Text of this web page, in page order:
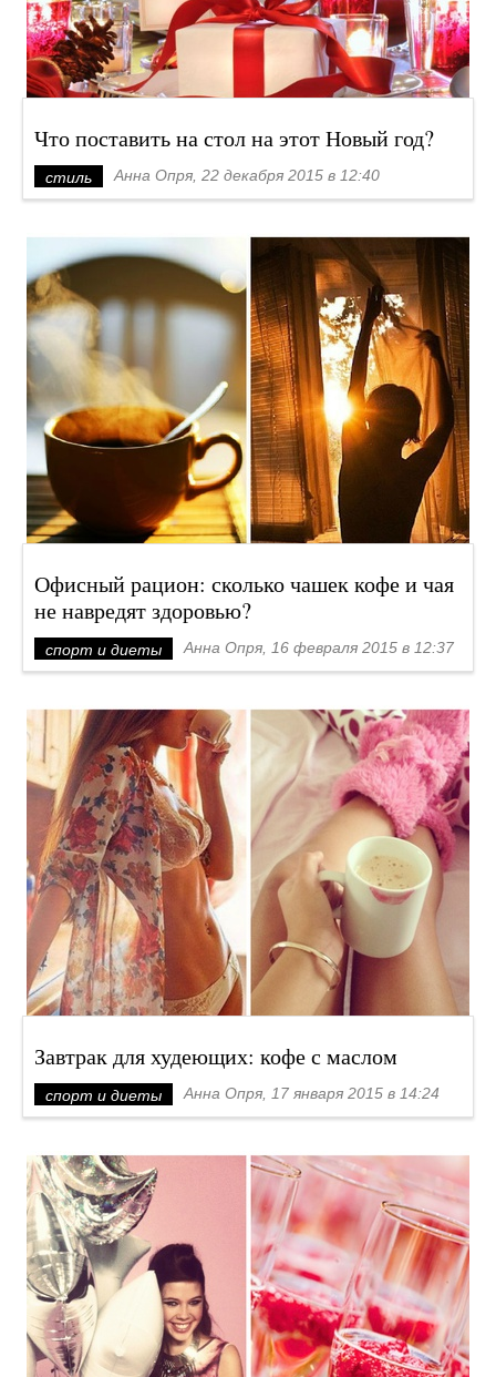
Что поставить на стол на этот Новый год?
стиль Анна Опря, 22 декабря 2015 в 12:40
Офисный рацион: сколько чашек кофе и чая
не навредят здоровью?
спорт и диеты Анна Опря, 16 февраля 2015 в 12:37
Завтрак для худеющих: кофе с маслом
спорт и диеты Анна Опря, 17 января 2015 в 14:24